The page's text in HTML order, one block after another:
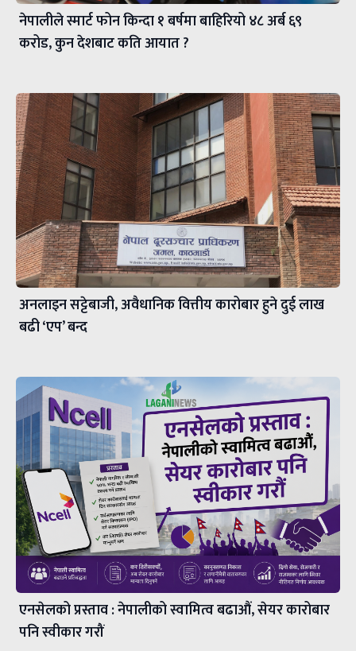
नेपालीले स्मार्ट फोन किन्दा १ बर्षमा बाहिरियो ४८ अर्ब ६९
करोड, कुन देशबाट कति आयात ?
अनलाइन सट्टेबाजी, अवैधानिक वित्तीय कारोबार हुने दुई लाख
बढी ‘एप’ बन्द
एनसेलको प्रस्ताव : नेपालीको स्वामित्व बढाऔं, सेयर कारोबार
पनि स्वीकार गरौं